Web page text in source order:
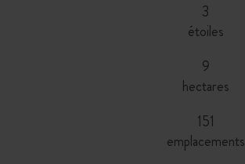
3
étoiles
9
hectares
151
emplacements